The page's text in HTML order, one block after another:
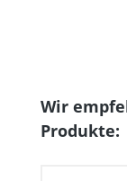
Wir
Produkte: